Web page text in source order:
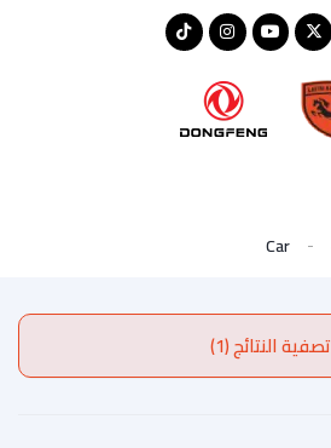
Car
تصفية النتائج (1)